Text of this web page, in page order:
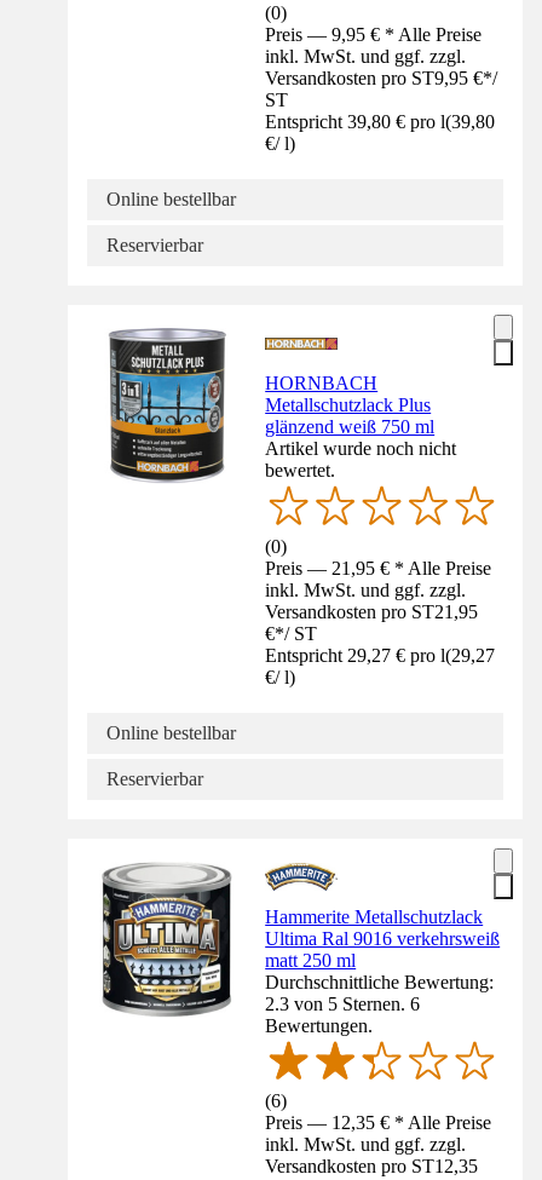
(0)
Preis — 9,95 € * Alle Preise
inkl. MwSt. und ggf. zzgl.
Versandkosten pro ST9,95 €*/
ST
Entspricht 39,80 € pro l(39,80
€/ l)
Online bestellbar
Reservierbar
HORNBACH
Metallschutzlack Plus
glänzend weiß 750 ml
Artikel wurde noch nicht
bewertet.
(0)
Preis — 21,95 € * Alle Preise
inkl. MwSt. und ggf. zzgl.
Versandkosten pro ST21,95
€*/ ST
Entspricht 29,27 € pro l(29,27
€/ l)
Online bestellbar
Reservierbar
Hammerite Metallschutzlack
Ultima Ral 9016 verkehrsweiß
matt 250 ml
Durchschnittliche Bewertung:
2.3 von 5 Sternen. 6
Bewertungen.
(6)
Preis — 12,35 € * Alle Preise
inkl. MwSt. und ggf. zzgl.
Versandkosten pro ST12,35